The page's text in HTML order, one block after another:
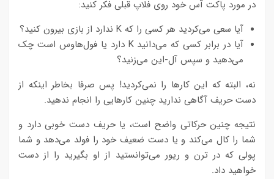
در مورد پاکت آس خود روی فلاپ قبلی فکر کنید:
آیا سعی می‌کردید هر کسی را که K ندارد از بازی بیرون کنید؟
آیا در برابر کسی که می‌دانید K دارد یا فول‌هاوس است چک
می‌دهید و سپس آل-این می‌زنید؟
نه، البته که این کارها را نمی‌کردید! پس صرفا بخاطر اینکه از
دست حریف آگاهی ندارید چنین کارهایی را انجام ندهید.
نتیجه چنین حرکاتی واضح است، یا حریف دست خوبی دارد و
شما را کال می‌کند و یا دست ضعیف خود را فولد می‌دهد و شما
پولی که در ترن و ریور می‌توانستید از او بگیرید را از دست
خواهید داد.